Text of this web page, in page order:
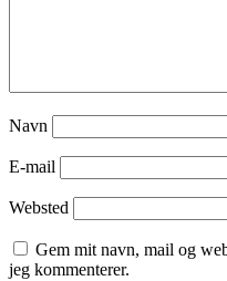
Navn
E-mail
Websted
Gem mit navn, mail og
jeg kommenterer.